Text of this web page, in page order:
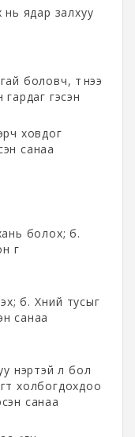
нь ядар залхуу
боловч, түүнээ
гардаг гэсэн
ховдог
санаа
болох; б.
үг
б. Хүний тусыг
санаа
нэртэй л бол
холбогдохдоо
санаа